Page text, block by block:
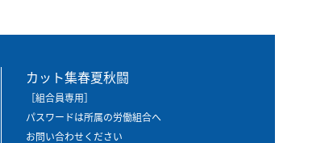
カット集春夏秋闘
［組合員専用］
パスワードは所属の労働組合へ
お問い合わせください